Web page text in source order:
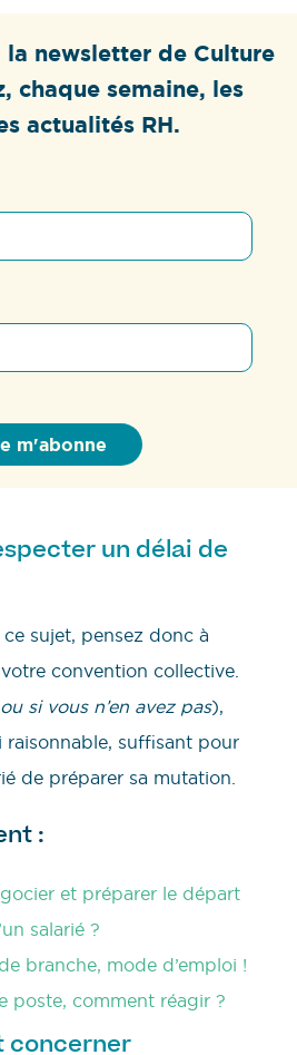
la newsletter de Culture
chaque semaine, les
actualités RH.
un délai de
sujet, pensez donc à
convention collective.
ou si vous n’en avez pas),
raisonnable, suffisant pour
de préparer sa mutation.
:
et préparer le départ
salarié ?
branche, mode d’emploi !
poste, comment réagir ?
concerner